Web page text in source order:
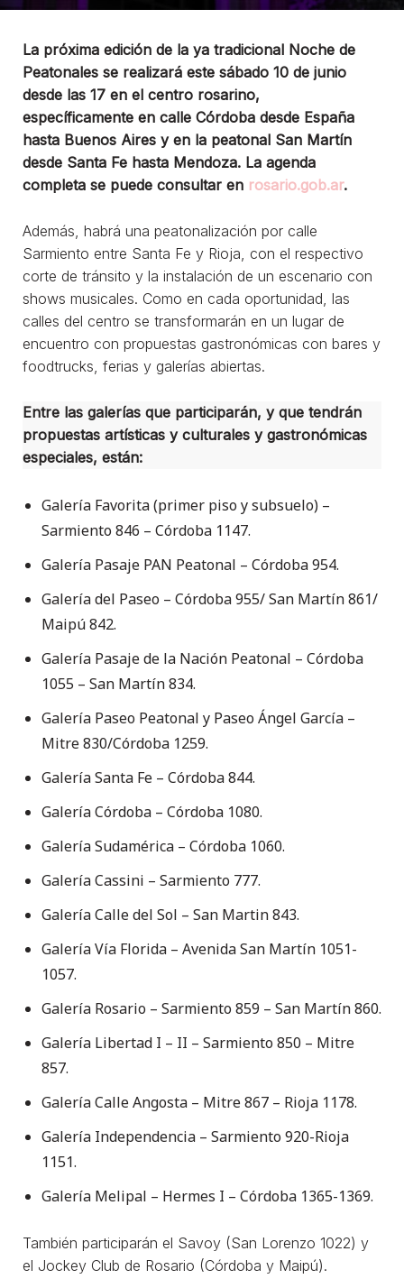
La próxima edición de la ya tradicional Noche de
Peatonales se realizará este sábado 10 de junio
desde las 17 en el centro rosarino,
específicamente en calle Córdoba desde España
hasta Buenos Aires y en la peatonal San Martín
desde Santa Fe hasta Mendoza. La agenda
completa se puede consultar en rosario.gob.ar.
Además, habrá una peatonalización por calle
Sarmiento entre Santa Fe y Rioja, con el respectivo
corte de tránsito y la instalación de un escenario con
shows musicales. Como en cada oportunidad, las
calles del centro se transformarán en un lugar de
encuentro con propuestas gastronómicas con bares y
foodtrucks, ferias y galerías abiertas.
Entre las galerías que participarán, y que tendrán
propuestas artísticas y culturales y gastronómicas
especiales, están:
Galería Favorita (primer piso y subsuelo) –
Sarmiento 846 – Córdoba 1147.
Galería Pasaje PAN Peatonal – Córdoba 954.
Galería del Paseo – Córdoba 955/ San Martín 861/
Maipú 842.
Galería Pasaje de la Nación Peatonal – Córdoba
1055 – San Martín 834.
Galería Paseo Peatonal y Paseo Ángel García –
Mitre 830/Córdoba 1259.
Galería Santa Fe – Córdoba 844.
Galería Córdoba – Córdoba 1080.
Galería Sudamérica – Córdoba 1060.
Galería Cassini – Sarmiento 777.
Galería Calle del Sol – San Martin 843.
Galería Vía Florida – Avenida San Martín 1051-
1057.
Galería Rosario – Sarmiento 859 – San Martín 860.
Galería Libertad I – II – Sarmiento 850 – Mitre
857.
Galería Calle Angosta – Mitre 867 – Rioja 1178.
Galería Independencia – Sarmiento 920-Rioja
1151.
Galería Melipal – Hermes I – Córdoba 1365-1369.
También participarán el Savoy (San Lorenzo 1022) y
el Jockey Club de Rosario (Córdoba y Maipú).